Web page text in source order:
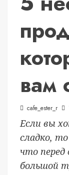
вам
cafe_ester_r
Если вы
сладко,
что перед
большой